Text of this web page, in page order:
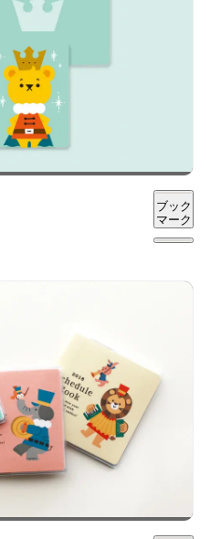
ブック
マーク